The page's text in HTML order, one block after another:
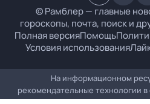
© Рамблер — главные
гороскопы, почта, поиск и
Полная версияПомощь
Условия использования
На информационном
рекомендательные технологии в